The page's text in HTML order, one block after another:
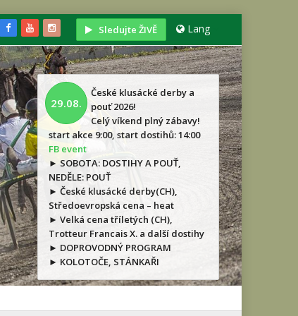
Sledujte ŽIVĚ Lang
29.08.
České klusácké derby a
pouť 2026!
Celý víkend plný zábavy!
start akce 9:00, start dostihů: 14:00
FB event
► SOBOTA: DOSTIHY A POUŤ,
NEDĚLE: POUŤ
► České klusácké derby(CH),
Středoevropská cena – heat
► Velká cena tříletých (CH),
Trotteur Francais X. a další dostihy
► DOPROVODNÝ PROGRAM
► KOLOTOČE, STÁNKAŘI